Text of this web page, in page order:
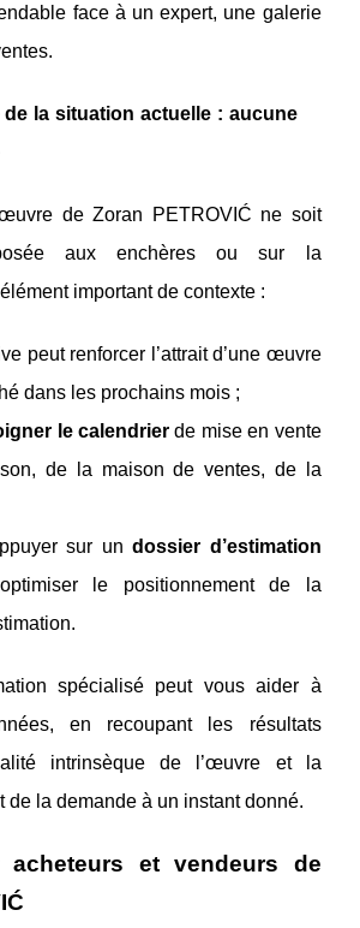
face à un expert, une galerie
de la situation actuelle : aucune
de Zoran PETROVIĆ ne soit
aux enchères ou sur la
important de contexte :
peut renforcer l’attrait d’une œuvre
dans les prochains mois ;
le calendrier de mise en vente
de la maison de ventes, de la
sur undossier d’estimation
le positionnement de la
spécialisé peut vous aider à
en recoupant les résultats
intrinsèque de l’œuvre et la
de la demande à un instant donné.
acheteurs et vendeurs de